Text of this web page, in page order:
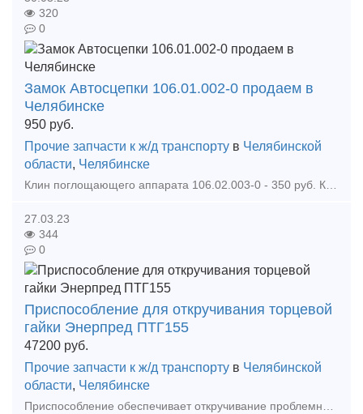
320
0
Замок Автосцепки 106.01.002-0 продаем в
Челябинске
950 руб.
Прочие запчасти к ж/д транспорту в Челябинской
области, Челябинске
27.03.23
344
0
Приспособление для откручивания торцевой
гайки Энерпред ПТГ155
47200 руб.
Прочие запчасти к ж/д транспорту в Челябинской
области, Челябинске